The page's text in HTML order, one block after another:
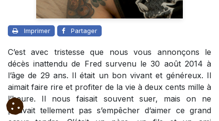
Imprimer Partager
C’est avec tristesse que nous vous annonçons le
décès inattendu de Fred survenu le 30 août 2014 à
l’âge de 29 ans. Il était un bon vivant et généreux. Il
aimait faire rire et profiter de la vie à deux cents mille à
l’heure. Il nous faisait souvent suer, mais on ne
pouvait tellement pas s’empêcher d’aimer ce grand